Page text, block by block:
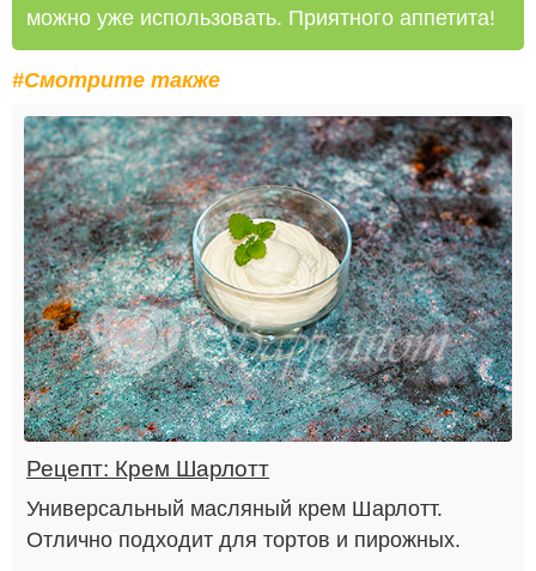
можно уже использовать. Приятного аппетита!
#Смотрите также
Рецепт: Крем Шарлотт
Универсальный масляный крем Шарлотт.
Отлично подходит для тортов и пирожных.